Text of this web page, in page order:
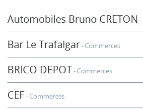
Automobiles Bruno CRETON
Bar Le Trafalgar Commerces
BRICO DEPOT Commerces
CEF Commerces